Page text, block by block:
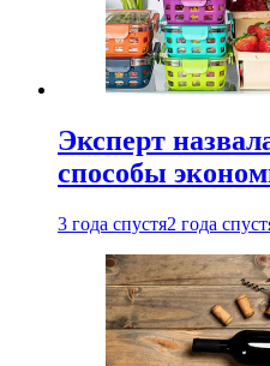
Эксперт
способы
3 года спустя2 года